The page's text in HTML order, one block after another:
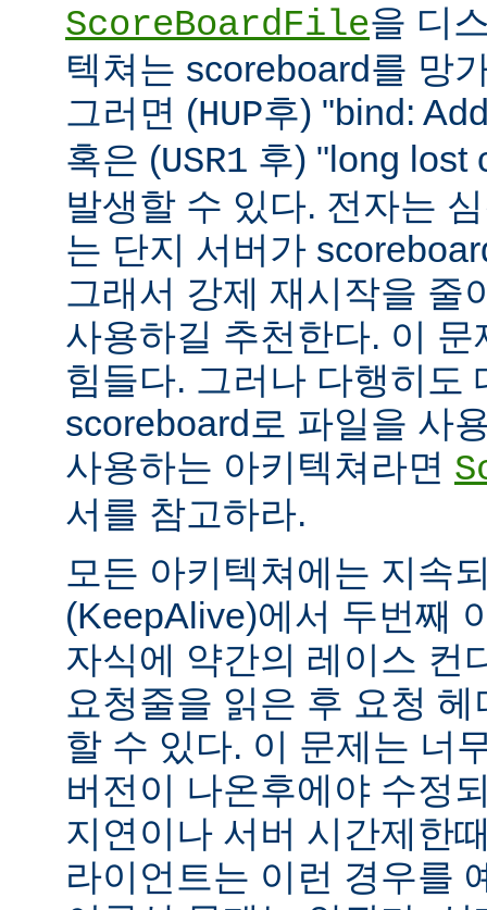
ScoreBoardFile을 디
텍쳐는 scoreboard를 망
그러면 (HUP후) "bind:
혹은 (USR1 후) "long lost
발생할 수 있다. 전자는
는 단지 서버가
그래서 강제 재시작을 줄
사용하길 추천한다. 이
힘들다. 그러나 다행히도
scoreboard로 파일을 사
사용하는 아키텍쳐라면
서를 참고하라.
모든 아키텍쳐에는 지속
(KeepAlive)에서 두번째
자식에 약간의 레이스 컨
요청줄을 읽은 후 요청
할 수 있다. 이 문제는 너
버전이 나온후에야 수정
지연이나 서버 시간제한
라이언트는 이런 경우를